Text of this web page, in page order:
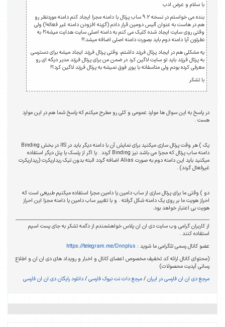
با سلام و عرض ادب
بنده می خواستم در نسخه 9.2 ساب پرتال با دامنه مجزا ایجاد کنم دامنه موردنظر رو
هم در هاست به عنوان آلیس دومین قرار دادم (گزینه افزودن دامنه غیر فعاله!) ولی
وقتی روی سایت ایجاد شده کلیک می کنم به دامنه اصلی سایت هدایت میشه؟! به
نظرتون آیا دامنه دوم باید بصورت دامنه اصلی اضافه میشد؟!
یه مشکلی هم در ایجاد پرتال فرزند داشتم، وقتی پرتال فرزند ایجاد میشه برای دسترسی
به پرتال فرزند باید تو سایت لاگین کرد در ضمن من برای پرتال فرزند مدیر دیگه ای رو
معرفی کرده بودم ولی متاسفانه با یوزر فوق نمیشه به پرتال فرزند لاگین کرد؟!
با تشکر
در پاسخ به این سوال ها موارد عمومی و کلی رو مطرح میکنم که پاسخ شما هم در این موارد
هست .
یک ) هر وقت پرتال سازی میکنید برای نمایش آن با دامنه دیگر باید در IIS در بخش Binding
دامنه ساب پرتال که مجزا می باشد نیز Binding گردد . یا اگر از پلسک یا پنل دیگر استفاده
میکنید باید این دامنه دوم به صورت Alias اضافه گردد البته بدون تیک ریداریکرت (ریداریکرت
غیرفعال گردد) .
دو ) وقتی ما برای پرتال سازی از ساب دامین یا دامین مجزا استفاده میکنیم طبیعی است که
احراز هویت ما بر روی یک دامنه شکل گرفته . و با تغییر ساب دامین یا دامنه مجزا این احراز
هویت بی اعتبار خواهد بود.
از کاربران گرامی وب سایت دی ان ان پلاس خواهشمندم از دگمه تشکر به جای پست اسپم
استفاده کنند .
عضو کانال رسمی تلگرامی ما شوید : https://telegram.me/Dnnplus
(محتوای کانال ارائه کد تخفیف مخصوص اعضای کانال و اخبار و رویداد های دی ان ان و اطلاع
رسانی آپدیت محصولات)
مرجع دی ان ان فارسی در ایران/مرجع دات نت نیوک فارسی/دانلود رایگان دی ان ان فارسی